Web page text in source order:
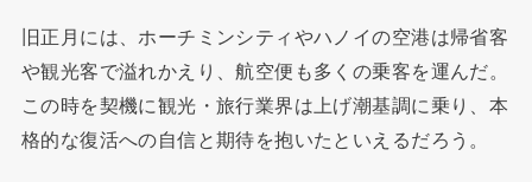
旧正月には、ホーチミンシティやハノイの空港は帰省客
や観光客で溢れかえり、航空便も多くの乗客を運んだ。
この時を契機に観光・旅行業界は上げ潮基調に乗り、本
格的な復活への自信と期待を抱いたといえるだろう。